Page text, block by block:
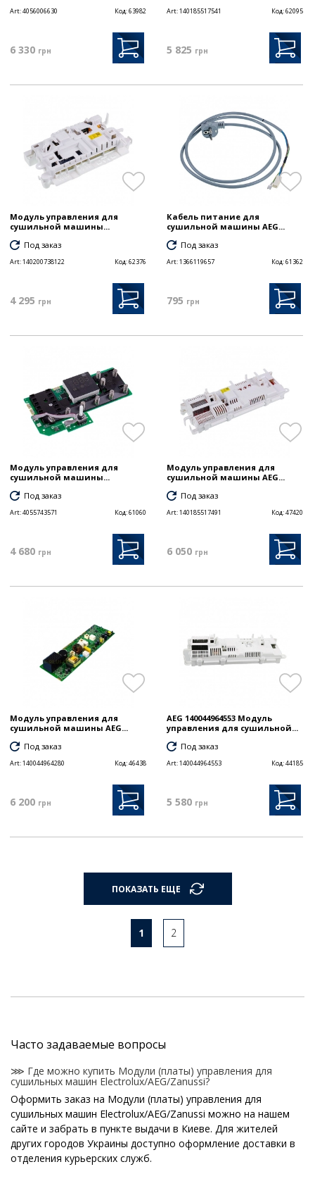
Art:4056006630 Код:63982
6 330 грн
Art:140185517541 Код:62095
5 825 грн
Модуль управления для
сушильной машины...
Под заказ
Art:140200738122 Код:62376
4 295 грн
Кабель питание для
сушильной машины AEG...
Под заказ
Art:1366119657 Код:61362
795 грн
Модуль управления для
сушильной машины...
Под заказ
Art:4055743571 Код:61060
4 680 грн
Модуль управления для
сушильной машины AEG...
Под заказ
Art:140185517491 Код:47420
6 050 грн
Модуль управления для
сушильной машины AEG...
Под заказ
Art:140044964280 Код:46438
6 200 грн
AEG 140044964553 Модуль
управления для сушильной...
Под заказ
Art:140044964553 Код:44185
5 580 грн
ПОКАЗАТЬ ЕЩЕ
1 2
Часто задаваемые вопросы
⋙ Где можно купить Модули (платы) управления для
сушильных машин Electrolux/AEG/Zanussi?
Оформить заказ на Модули (платы) управления для
сушильных машин Electrolux/AEG/Zanussi можно на нашем
сайте и забрать в пункте выдачи в Киеве. Для жителей
других городов Украины доступно оформление доставки в
отделения курьерских служб.